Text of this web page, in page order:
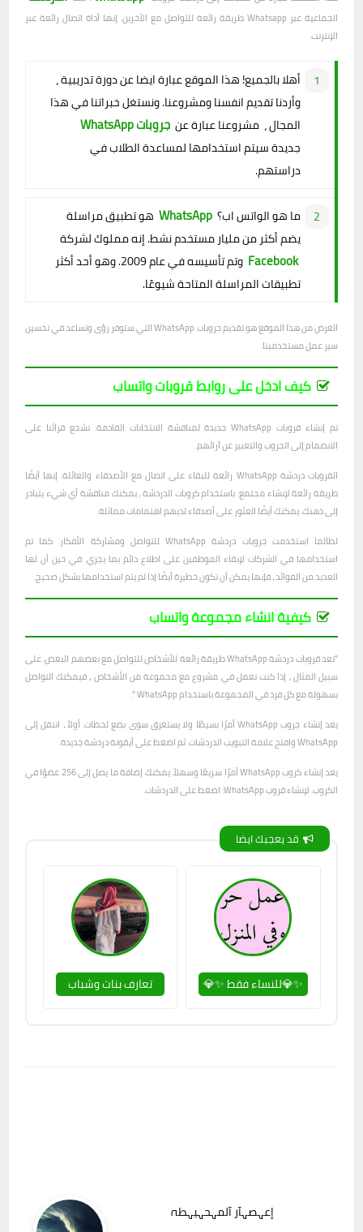
الجماعية عبر Whatsapp طريقة رائعة للتواصل مع الآخرين. إنها أداة اتصال رائعة عبر
الإنترنت.
أهلا بالجميع! هذا الموقع عبارة ايضا عن دورة تدريبية ،
وأردنا تقديم انفسنا ومشروعنا. ونستغل خبراتنا في هذا
المجال ، مشروعنا عبارة عن جروبات WhatsApp
جديدة سيتم استخدامها لمساعدة الطلاب في
دراستهم.
ما هو الواتس اب؟ WhatsApp هو تطبيق مراسلة
يضم أكثر من مليار مستخدم نشط. إنه مملوك لشركة
Facebook
وتم تأسيسه في عام 2009. وهو أحد أكثر
تطبيقات المراسلة المتاحة شيوعًا.
الغرض من هذا الموقع هو تقديم جروبات WhatsApp التي ستوفر رؤى وتساعد في تحسين
سير عمل مستخدمينا.
كيف ادخل على روابط قروبات واتساب
تم إنشاء قروبات WhatsApp جديدة لمناقشة الانتخابات القادمة. نشجع قرائنا على
الانضمام إلى الجروب والتعبير عن آرائهم.
القروبات دردشة WhatsApp رائعة للبقاء على اتصال مع الأصدقاء والعائلة. إنها أيضًا
طريقة رائعة لإنشاء مجتمع. باستخدام كروبات الدردشة ، يمكنك مناقشة أي شيء يتبادر
إلى ذهنك. يمكنك أيضًا العثور على أصدقاء لديهم اهتمامات مماثلة.
لطالما استخدمت جروبات دردشة WhatsApp للتواصل ومشاركة الأفكار. كما تم
استخدامها في الشركات لإبقاء الموظفين على اطلاع دائم بما يجري. في حين أن لها
العديد من الفوائد ، فإنها يمكن أن تكون خطيرة أيضًا إذا لم يتم استخدامها بشكل صحيح.
كيفية انشاء مجموعة واتساب
"تعد قروبات دردشة WhatsApp طريقة رائعة للأشخاص للتواصل مع بعضهم البعض. على
سبيل المثال ، إذا كنت تعمل في مشروع مع مجموعة من الأشخاص ، فيمكنك التواصل
بسهولة مع كل فرد في المجموعة باستخدام WhatsApp ".
يعد إنشاء جروب WhatsApp أمرًا بسيطًا ولا يستغرق سوى بضع لحظات. أولاً ، انتقل إلى
WhatsApp وافتح علامة التبويب الدردشات. ثم اضغط على أيقونة دردشة جديدة.
يعد إنشاء كروب WhatsApp أمرًا سريعًا وسهلاً. يمكنك إضافة ما يصل إلى 256 عضوًا في
الكروب. لإنشاء قروب WhatsApp: اضغط على الدردشات.
قد يعجبك ايضا
✨💎للنساء فقط ✨💎 تعارف بنات وشباب
إعہصہآر آلمہحہيہطہ